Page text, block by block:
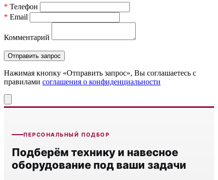
* Телефон
* Email
Комментарий
Нажимая кнопку «Отправить запрос», Вы соглашаетесь c
правилами соглашения о конфиденциальности
ПЕРСОНАЛЬНЫЙ ПОДБОР
Подберём технику и навесное
оборудование под ваши задачи